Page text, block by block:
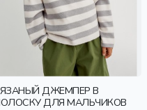
ДЖЕМПЕР В
ДЛЯ МАЛЬЧИКОВ